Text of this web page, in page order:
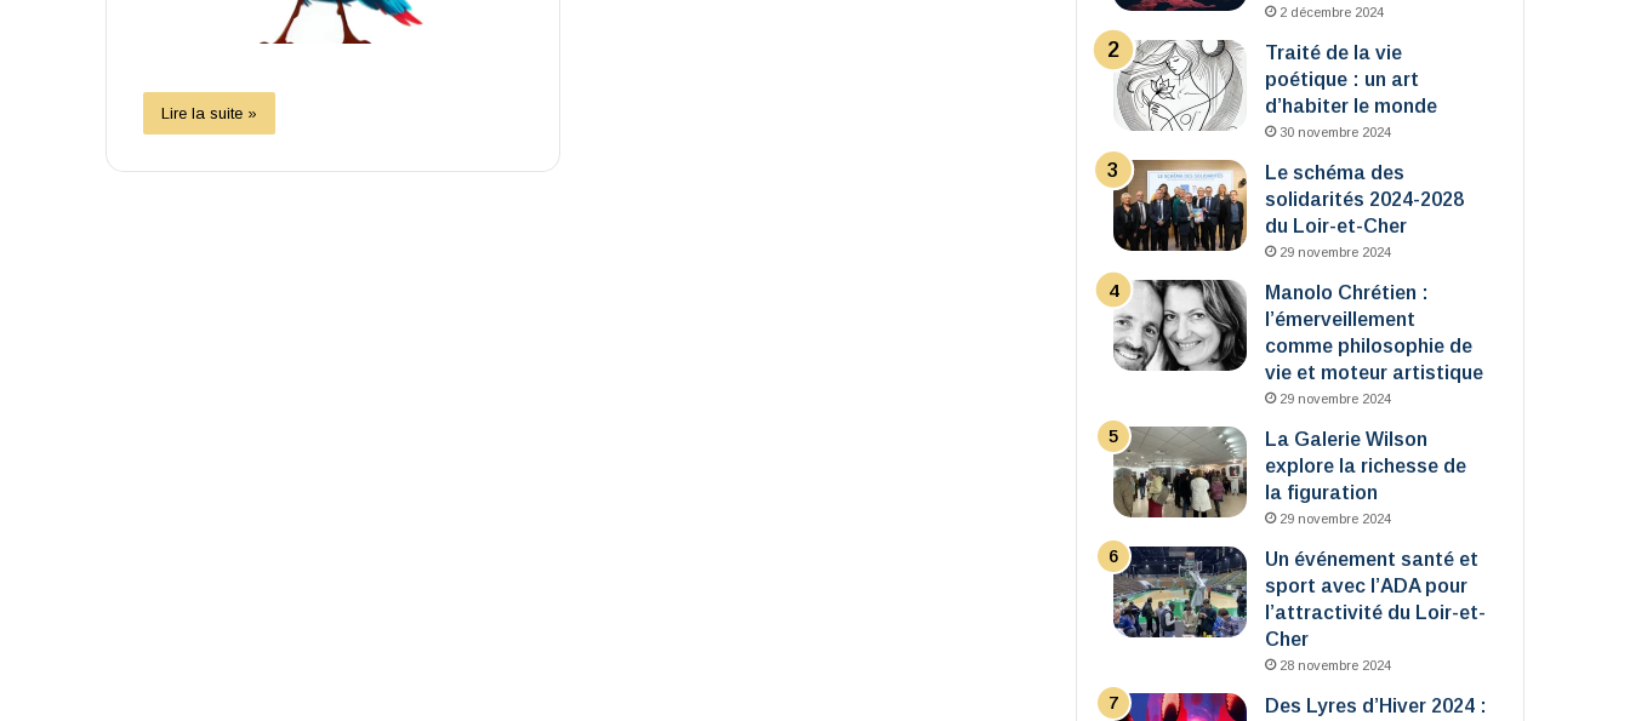
Lire la suite »
2 décembre 2024
Traité de la vie
poétique : un art
d’habiter le monde
30 novembre 2024
Le schéma des
solidarités 2024-2028
du Loir-et-Cher
29 novembre 2024
Manolo Chrétien :
l’émerveillement
comme philosophie de
vie et moteur artistique
29 novembre 2024
La Galerie Wilson
explore la richesse de
la figuration
29 novembre 2024
Un événement santé et
sport avec l’ADA pour
l’attractivité du Loir-et-
Cher
28 novembre 2024
Des Lyres d’Hiver 2024 :